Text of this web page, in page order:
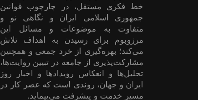
خط فکری مستقل، در چارچوب قوانین
جمهوری اسلامی ایران و نگاهی نو و
متفاوت به موضوعات ‌و مسائل این
مرزوبوم برای رسیدن به اهداف تلاش
می‌کند؛ بهره‌گیری از خرد جمعی و همچنین
مشارکت‌پذیری از جامعه در تبیین روایت‌ها،
تحلیل‌ها و انعکاس رویدادها و اخبار روز
ایران و جهان، روندی است که عصر کار در
مسیر خدمت و پیشرفت می‌پیماید.